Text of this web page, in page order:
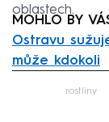
oblastech.
MOHLO BY
Ostravu
může kdokoli
rostliny